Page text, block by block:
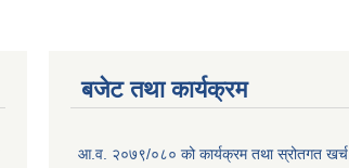
बजेट तथा कार्यक्रम
आ.व. २०७९/०८० को कार्यक्रम तथा स्रोतगत खर्च